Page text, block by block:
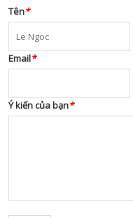
Tên*
Email*
Ý kiến của bạn*